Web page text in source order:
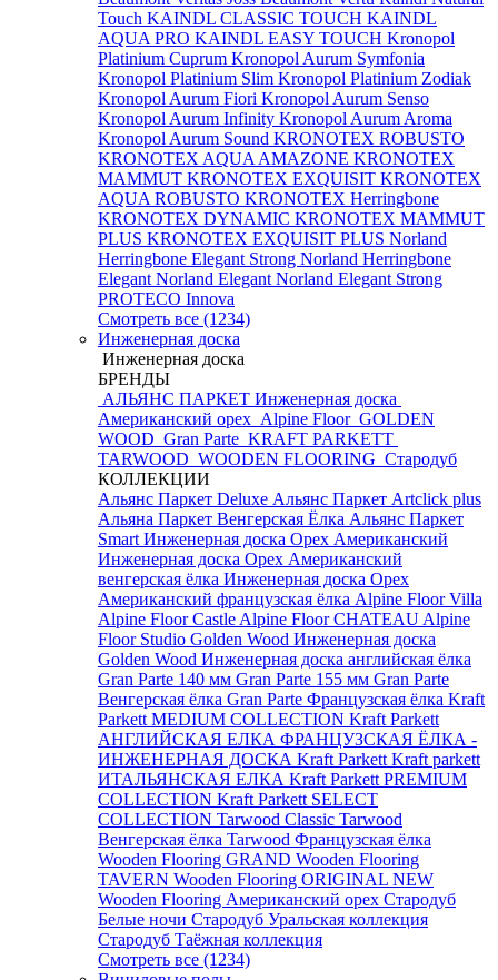
Touch KAINDL CLASSIC TOUCH KAINDL
AQUA PRO KAINDL EASY TOUCH Kronopol
Platinium Cuprum Kronopol Aurum Symfonia
Kronopol Platinium Slim Kronopol Platinium Zodiak
Kronopol Aurum Fiori Kronopol Aurum Senso
Kronopol Aurum Infinity Kronopol Aurum Aroma
Kronopol Aurum Sound KRONOTEX ROBUSTO
KRONOTEX AQUA AMAZONE KRONOTEX
MAMMUT KRONOTEX EXQUISIT KRONOTEX
AQUA ROBUSTO KRONOTEX Herringbone
KRONOTEX DYNAMIC KRONOTEX MAMMUT
PLUS KRONOTEX EXQUISIT PLUS Norland
Herringbone Elegant Strong Norland Herringbone
Elegant Norland Elegant Norland Elegant Strong
PROTECO Innova
Смотреть все (1234)
Инженерная доска
Инженерная доска
БРЕНДЫ
АЛЬЯНС ПАРКЕТ Инженерная доска
Американский орех Alpine Floor GOLDEN
WOOD Gran Parte KRAFT PARKETT
TARWOOD WOODEN FLOORING Стародуб
КОЛЛЕКЦИИ
Альянс Паркет Deluxe Альянс Паркет Artclick plus
Альяна Паркет Венгерская Ёлка Альянс Паркет
Smart Инженерная доска Орех Американский
Инженерная доска Орех Американский
венгерская ёлка Инженерная доска Орех
Американский французская ёлка Alpine Floor Villa
Alpine Floor Castle Alpine Floor CHATEAU Alpine
Floor Studio Golden Wood Инженерная доска
Golden Wood Инженерная доска английская ёлка
Gran Parte 140 мм Gran Parte 155 мм Gran Parte
Венгерская ёлка Gran Parte Французская ёлка Kraft
Parkett MEDIUM COLLECTION Kraft Parkett
АНГЛИЙСКАЯ ЕЛКА ФРАНЦУЗСКАЯ ЁЛКА -
ИНЖЕНЕРНАЯ ДОСКА Kraft Parkett Kraft parkett
ИТАЛЬЯНСКАЯ ЕЛКА Kraft Parkett PREMIUM
COLLECTION Kraft Parkett SELECT
COLLECTION Tarwood Classic Tarwood
Венгерская ёлка Tarwood Французская ёлка
Wooden Flooring GRAND Wooden Flooring
TAVERN Wooden Flooring ORIGINAL NEW
Wooden Flooring Американский орех Стародуб
Белые ночи Стародуб Уральская коллекция
Стародуб Таёжная коллекция
Смотреть все (1234)